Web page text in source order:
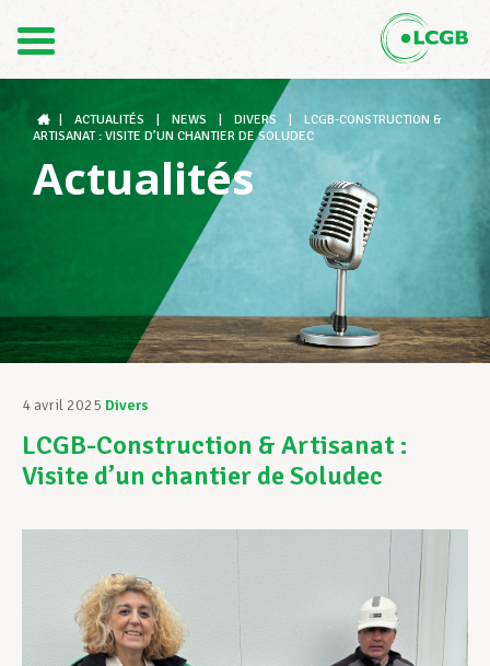
DE
Le LCGB
Structures syndicales
Assistance au Travail
Vos droits
Développement professionnel
ACTUALITÉS NEWS DIVERS
LCGB-CONSTRUCTION &
ARTISANAT : VISITE D’UN CHANTIER DE SOLUDEC
Actualités
4 avril 2025 Divers
LCGB-Construction & Artisanat :
Visite d’un chantier de Soludec